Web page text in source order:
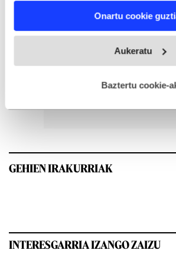
and set your preferences in thedetails
fitxategiak erabiltzen ditu. Zure
esplizitua ematen diguzu.Gehiago
Onartu cookie
Aukeratu
Baztertu cookie-
GEHIEN IRAKURRIAK
INTERESGARRIA IZANGO ZAIZU